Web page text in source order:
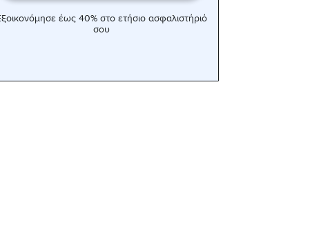
έως 40% στο ετήσιο ασφαλιστήριό
σου